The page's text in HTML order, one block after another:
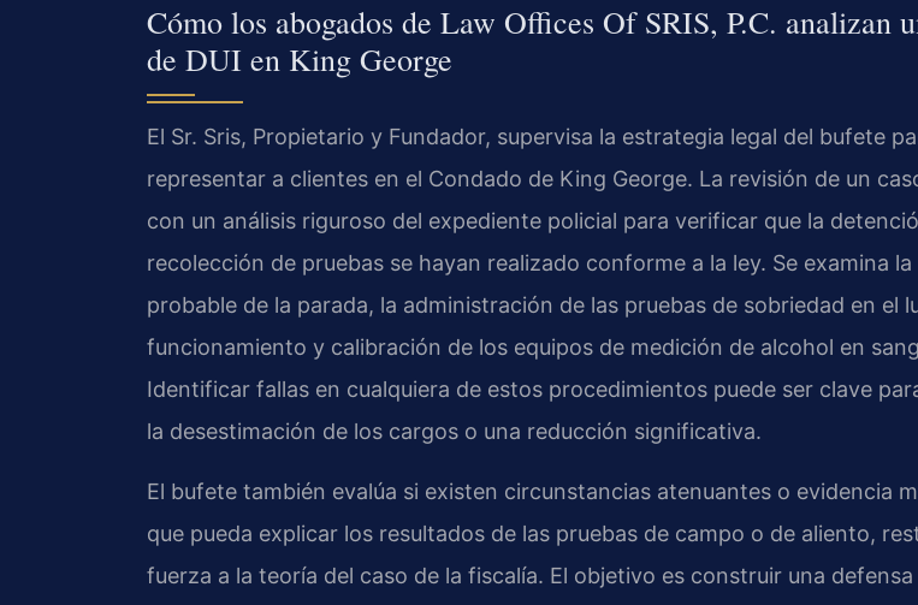
Cómo los abogados de Law Offices Of SRIS, P.C. analizan
de DUI en King George
El Sr. Sris, Propietario y Fundador, supervisa la estrategia legal del bufete
representar a clientes en el Condado de King George. La revisión de un
con un análisis riguroso del expediente policial para verificar que la
recolección de pruebas se hayan realizado conforme a la ley. Se examina la
probable de la parada, la administración de las pruebas de sobriedad en el
funcionamiento y calibración de los equipos de medición de alcohol en
Identificar fallas en cualquiera de estos procedimientos puede ser clave
la desestimación de los cargos o una reducción significativa.
El bufete también evalúa si existen circunstancias atenuantes o evidencia
que pueda explicar los resultados de las pruebas de campo o de aliento,
fuerza a la teoría del caso de la fiscalía. El objetivo es construir una